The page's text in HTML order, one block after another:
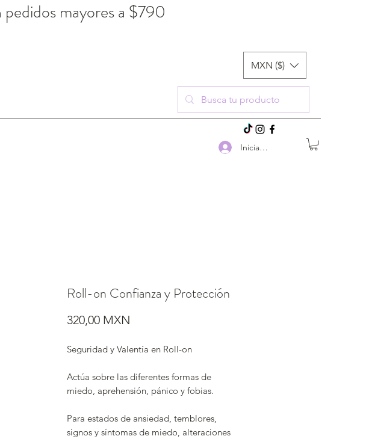
MXN ($)
Iniciar sesión
mayores a $790
Roll-on Confianza y Protección
320,00 MXN
Seguridad y Valentía en Roll-on
Actúa sobre las diferentes formas de
miedo, aprehensión, pánico y fobias.
Para estados de ansiedad, temblores,
signos y síntomas de miedo, alteraciones